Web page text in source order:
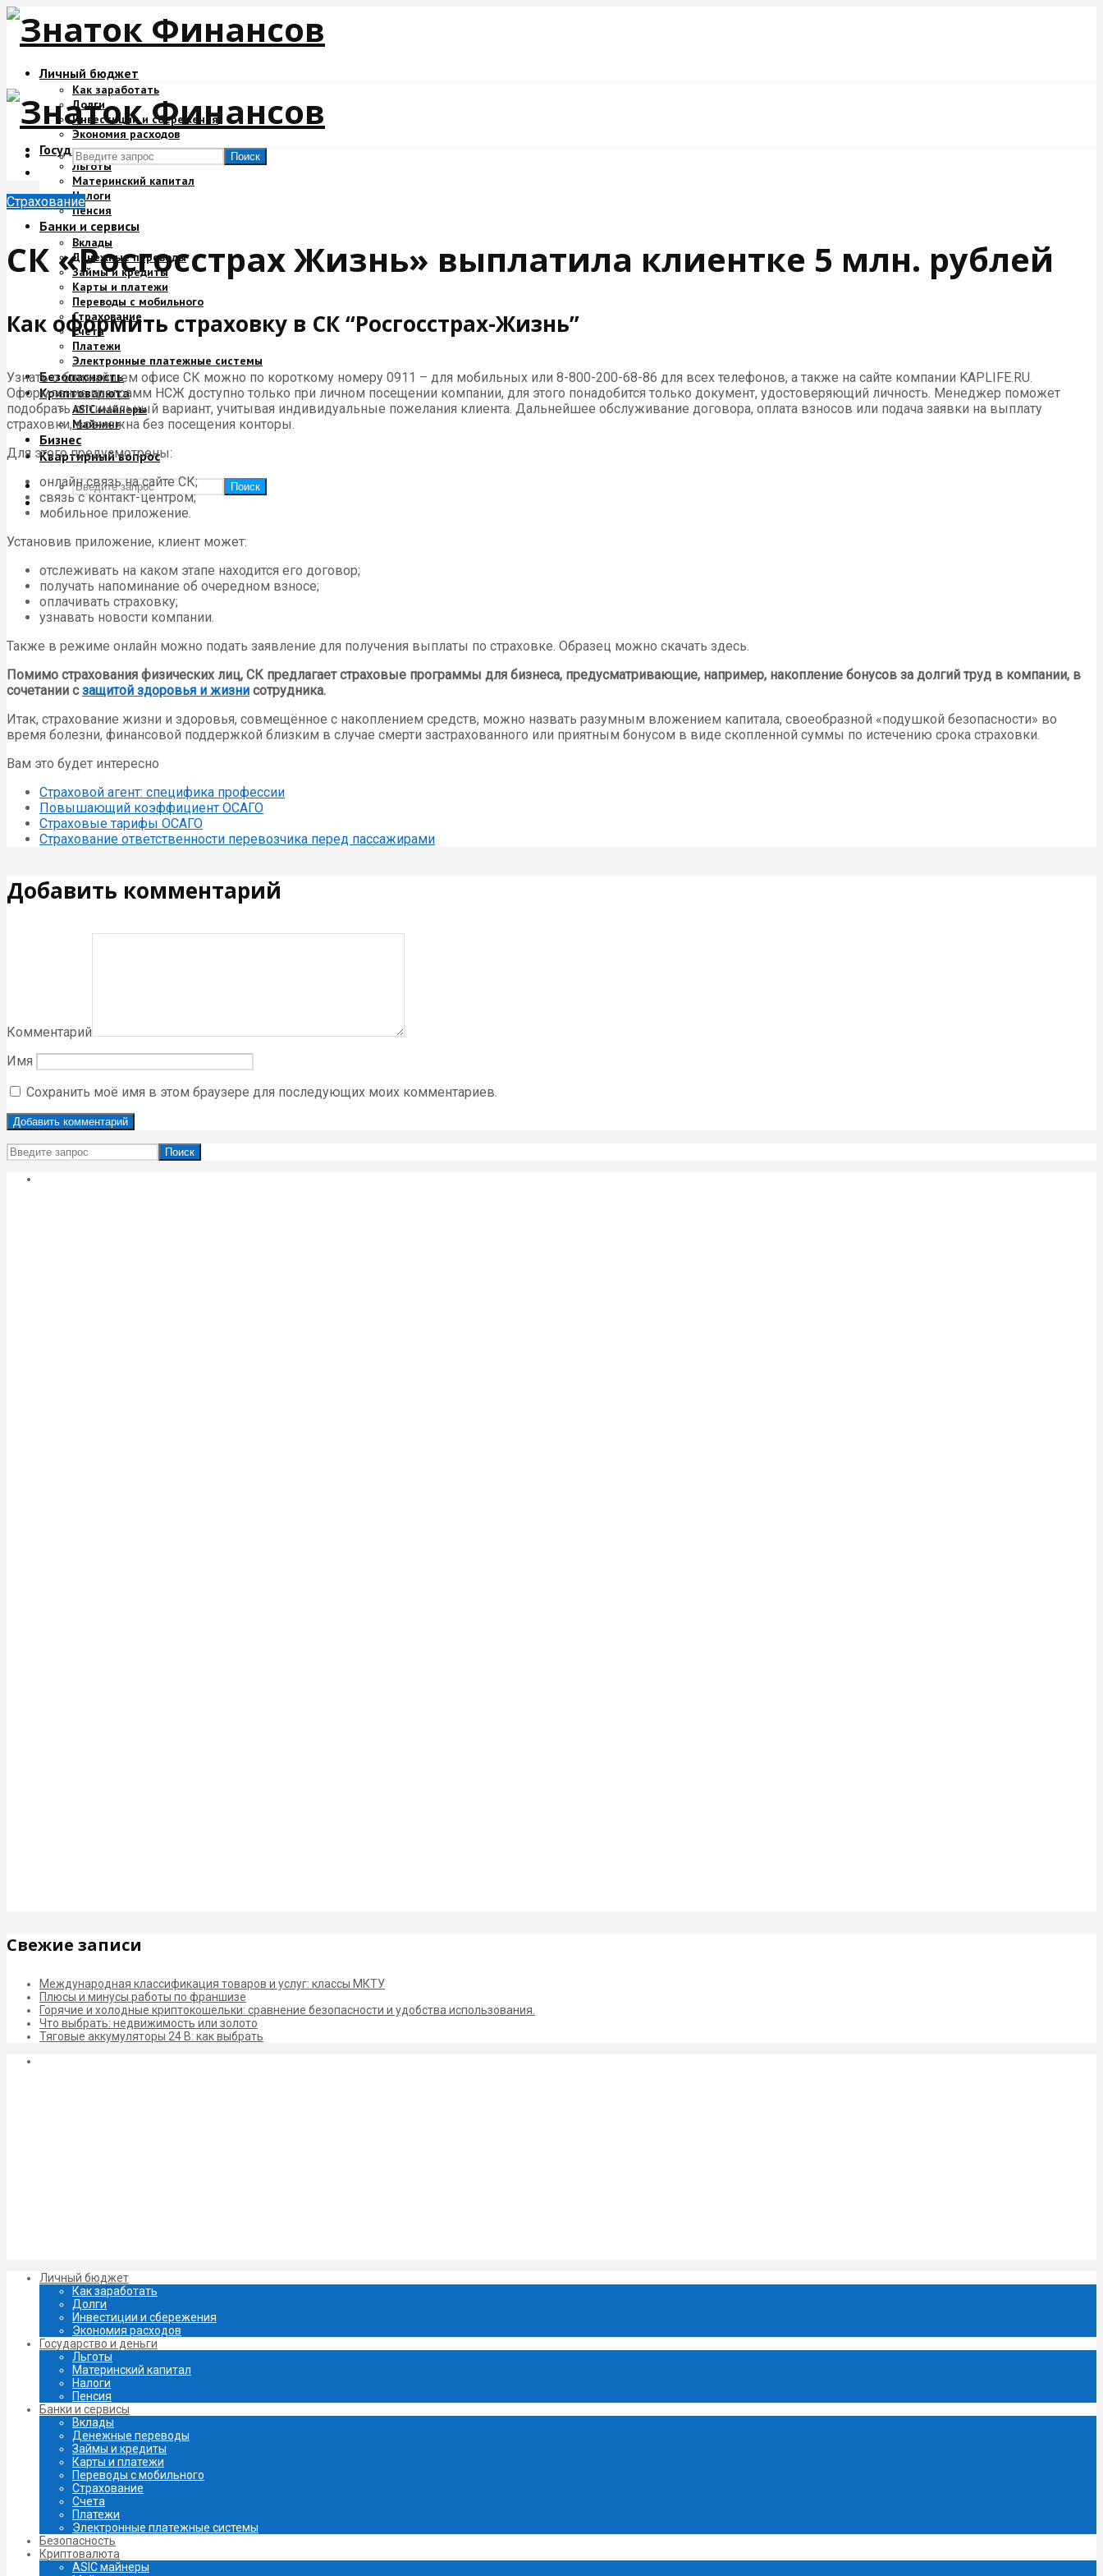
Личный бюджет
Как заработать
Долги
Инвестиции и сбережения
Экономия расходов
Государство и деньги
Льготы
Материнский капитал
Налоги
Пенсия
Банки и сервисы
Вклады
Денежные переводы
Займы и кредиты
Карты и платежи
Переводы с мобильного
Страхование
Счета
Платежи
Электронные платежные системы
Безопасность
Криптовалюта
ASIC майнеры
Майнинг
Бизнес
Квартирный вопрос
Поиск
Поиск
Страхование
СК «Росгосстрах Жизнь» выплатила клиентке 5 млн. рублей
Как оформить страховку в СК “Росгосстрах-Жизнь”
Узнать о ближайшем офисе СК можно по короткому номеру 0911 – для мобильных или 8-800-200-68-86 для всех телефонов, а также на сайте компании KAPLIFE.RU.
Оформление программ НСЖ доступно только при личном посещении компании, для этого понадобится только документ, удостоверяющий личность. Менеджер поможет
подобрать оптимальный вариант, учитывая индивидуальные пожелания клиента. Дальнейшее обслуживание договора, оплата взносов или подача заявки на выплату
страховки, возможна без посещения конторы.
Для этого предусмотрены:
онлайн связь на сайте СК;
связь с контакт-центром;
мобильное приложение.
Установив приложение, клиент может:
отслеживать на каком этапе находится его договор;
получать напоминание об очередном взносе;
оплачивать страховку;
узнавать новости компании.
Также в режиме онлайн можно подать заявление для получения выплаты по страховке. Образец можно скачать здесь.
Помимо страхования физических лиц, СК предлагает страховые программы для бизнеса, предусматривающие, например, накопление бонусов за долгий труд в компании, в
сочетании сзащитой здоровья и жизни сотрудника.
Итак, страхование жизни и здоровья, совмещённое с накоплением средств, можно назвать разумным вложением капитала, своеобразной «подушкой безопасности» во
время болезни, финансовой поддержкой близким в случае смерти застрахованного или приятным бонусом в виде скопленной суммы по истечению срока страховки.
Вам это будет интересно
Страховой агент: специфика профессии
Повышающий коэффициент ОСАГО
Страховые тарифы ОСАГО
Страхование ответственности перевозчика перед пассажирами
Добавить комментарий
Комментарий
Имя
Сохранить моё имя в этом браузере для последующих моих комментариев.
Поиск
Свежие записи
Международная классификация товаров и услуг: классы МКТУ
Плюсы и минусы работы по франшизе
Горячие и холодные криптокошельки: сравнение безопасности и удобства использования.
Что выбрать: недвижимость или золото
Тяговые аккумуляторы 24 В: как выбрать
Личный бюджет
Как заработать
Долги
Инвестиции и сбережения
Экономия расходов
Государство и деньги
Льготы
Материнский капитал
Налоги
Пенсия
Банки и сервисы
Вклады
Денежные переводы
Займы и кредиты
Карты и платежи
Переводы с мобильного
Страхование
Счета
Платежи
Электронные платежные системы
Безопасность
Криптовалюта
ASIC майнеры